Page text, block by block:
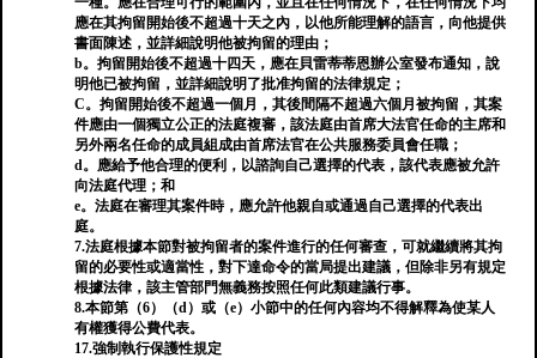
應在其拘留開始後不超過十天之內，以他所能理解的語言，向他提供
書面陳述，並詳細說明他被拘留的理由；
b。拘留開始後不超過十四天，應在貝雷蒂蒂恩辦公室發布通知，說
明他已被拘留，並詳細說明了批准拘留的法律規定；
C。拘留開始後不超過一個月，其後間隔不超過六個月被拘留，其案
件應由一個獨立公正的法庭複審，該法庭由首席大法官任命的主席和
另外兩名任命的成員組成由首席法官在公共服務委員會任職；
d。應給予他合理的便利，以諮詢自己選擇的代表，該代表應被允許
向法庭代理；和
e。法庭在審理其案件時，應允許他親自或通過自己選擇的代表出
庭。
7.法庭根據本節對被拘留者的案件進行的任何審查，可就繼續將其拘
留的必要性或適當性，對下達命令的當局提出建議，但除非另有規定
根據法律，該主管部門無義務按照任何此類建議行事。
8.本節第（6）（d）或（e）小節中的任何內容均不得解釋為使某人
有權獲得公費代表。
17.強制執行保護性規定